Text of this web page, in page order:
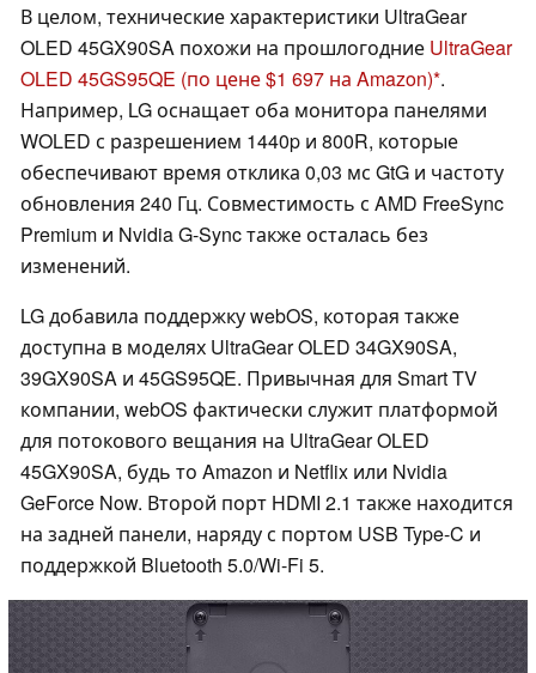
В целом, технические характеристики UltraGear
OLED 45GX90SA похожи на прошлогодние UltraGear
OLED 45GS95QE (по цене $1 697 на Amazon) .
Например, LG оснащает оба монитора панелями
WOLED с разрешением 1440p и 800R, которые
обеспечивают время отклика 0,03 мс GtG и частоту
обновления 240 Гц. Совместимость с AMD FreeSync
Premium и Nvidia G-Sync также осталась без
изменений.
LG добавила поддержку webOS, которая также
доступна в моделях UltraGear OLED 34GX90SA,
39GX90SA и 45GS95QE. Привычная для Smart TV
компании, webOS фактически служит платформой
для потокового вещания на UltraGear OLED
45GX90SA, будь то Amazon и Netflix или Nvidia
GeForce Now. Второй порт HDMI 2.1 также находится
на задней панели, наряду с портом USB Type-C и
поддержкой Bluetooth 5.0/Wi-Fi 5.